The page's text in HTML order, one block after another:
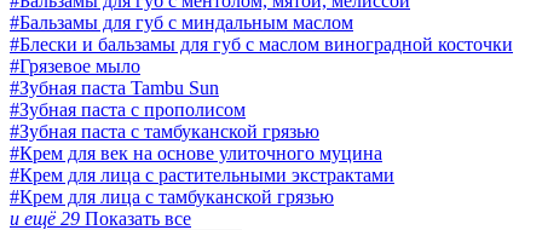
#Бальзамы для губ с миндальным маслом
#Блески и бальзамы для губ с маслом виноградной косточки
#Грязевое мыло
#Зубная паста Tambu Sun
#Зубная паста с прополисом
#Зубная паста с тамбуканской грязью
#Крем для век на основе улиточного муцина
#Крем для лица с растительными экстрактами
#Крем для лица с тамбуканской грязью
и ещё 29 Показать все